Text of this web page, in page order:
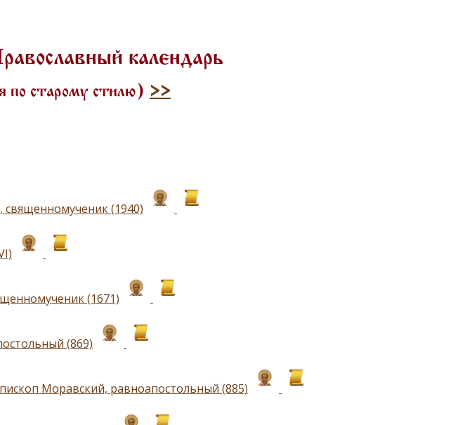
календарь
старому стилю) >>
священномученик (1940)
(1671)
(869)
Моравский, равноапостольный (885)